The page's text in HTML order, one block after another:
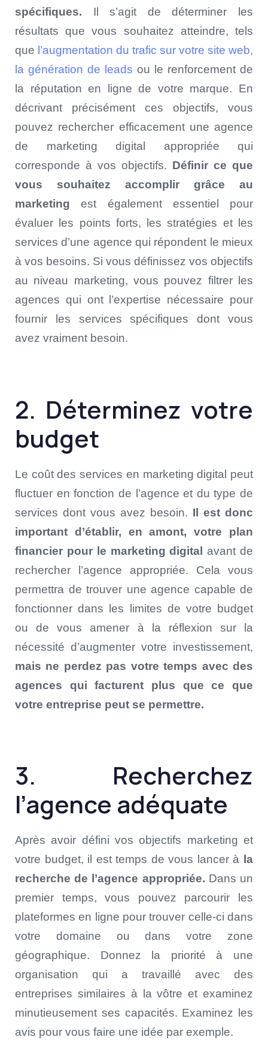
spécifiques. Il s’agit de déterminer les
résultats que vous souhaitez atteindre, tels
que l’augmentation du trafic sur votre site web,
la génération de leads ou le renforcement de
la réputation en ligne de votre marque. En
décrivant précisément ces objectifs, vous
pouvez rechercher efficacement une agence
de marketing digital appropriée qui
corresponde à vos objectifs. Définir ce que
vous souhaitez accomplir grâce au
marketing est également essentiel pour
évaluer les points forts, les stratégies et les
services d’une agence qui répondent le mieux
à vos besoins. Si vous définissez vos objectifs
au niveau marketing, vous pouvez filtrer les
agences qui ont l’expertise nécessaire pour
fournir les services spécifiques dont vous
avez vraiment besoin.
2. Déterminez votre
budget
Le coût des services en marketing digital peut
fluctuer en fonction de l’agence et du type de
services dont vous avez besoin. Il est donc
important d’établir, en amont, votre plan
financier pour le marketing digital
avant de
rechercher l’agence appropriée. Cela vous
permettra de trouver une agence capable de
fonctionner dans les limites de votre budget
ou de vous amener à la réflexion sur la
nécessité d’augmenter votre investissement,
mais ne perdez pas votre temps avec des
agences qui facturent plus que ce que
votre entreprise peut se permettre.
3. Recherchez
l’agence adéquate
Après avoir défini vos objectifs marketing et
votre budget, il est temps de vous lancer à la
recherche de l’agence appropriée. Dans un
premier temps, vous pouvez parcourir les
plateformes en ligne pour trouver celle-ci dans
votre domaine ou dans votre zone
géographique. Donnez la priorité à une
organisation qui a travaillé avec des
entreprises similaires à la vôtre et examinez
minutieusement ses capacités. Examinez les
avis pour vous faire une idée par exemple.